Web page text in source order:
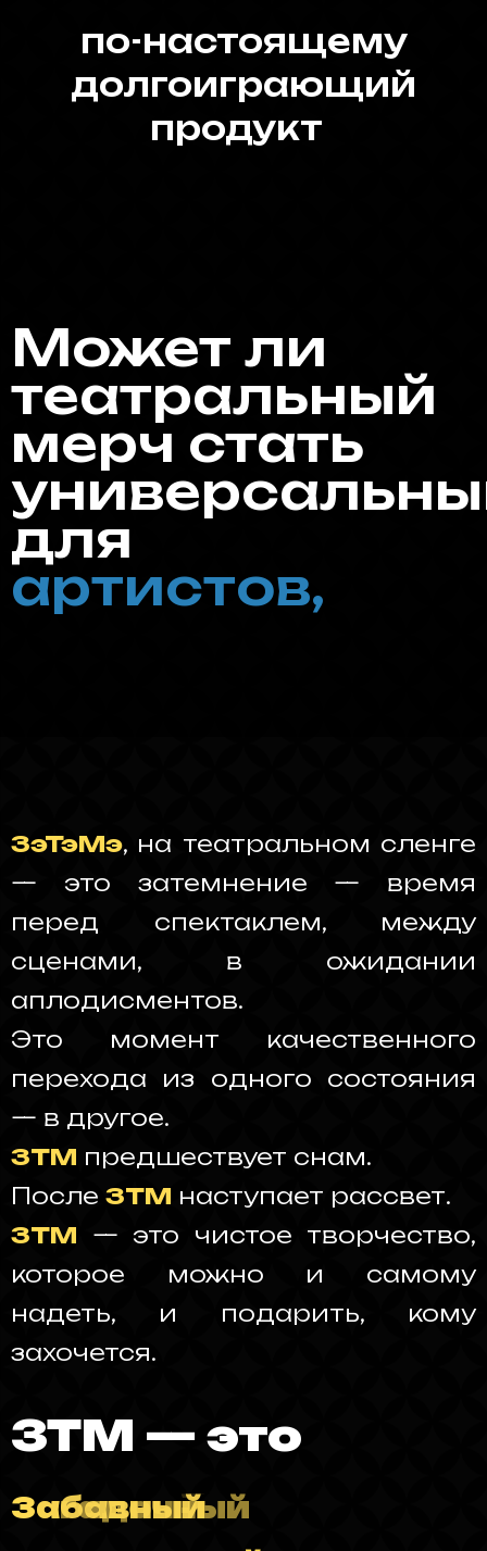
_
Может ли
театральный
мерч стать
для
гримёров,
ЗэТэМэ, на театральном сленге
— это затемнение — время
перед спектаклем, между
сценами, в ожидании
аплодисментов.
Это момент качественного
перехода из одного состояния
— в другое.
ЗТМ предшествует снам.
После ЗТМ наступает рассвет.
ЗТМ — это чистое творчество,
которое можно и самому
надеть, и подарить, кому
захочется.
ЗТМ — это
Зажигательный
акулисный
алихватский
аманчивый